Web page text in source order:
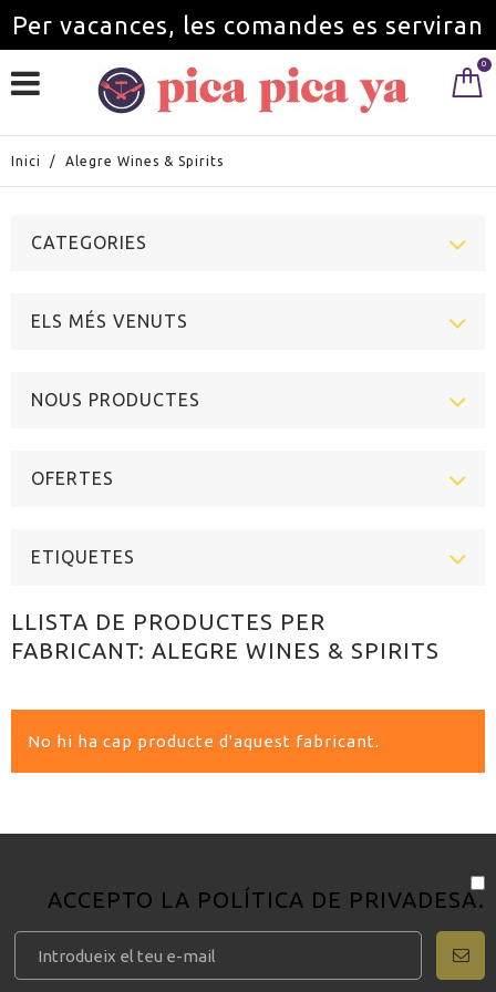
Per vacances, les comandes es serviran
a partir de l'1 de setembre.
0
Inici / Alegre Wines & Spirits
CATEGORIES
ELS MÉS VENUTS
NOUS PRODUCTES
OFERTES
ETIQUETES
LLISTA DE PRODUCTES PER
FABRICANT: ALEGRE WINES & SPIRITS
No hi ha cap producte d'aquest fabricant.
ACCEPTO LA POLÍTICA DE PRIVADESA.